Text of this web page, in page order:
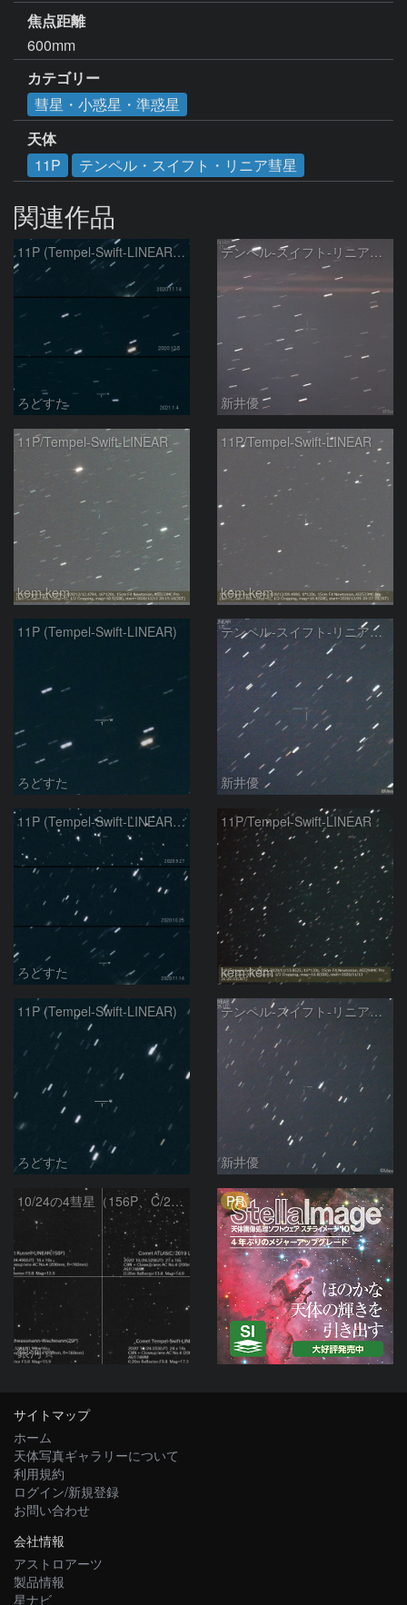
焦点距離
600mm
カテゴリー
彗星・小惑星・準惑星
天体
11P
テンペル・スイフト・リニア彗星
関連作品
11P (Tempel-Swift-LINEAR) の変化
ろどすた
テンペル-スイフト-リニア彗星 (11P)：2020/12/14
新井優
11P/Tempel-Swift-LINEAR
kem.kem
11P/Tempel-Swift-LINEAR
kem.kem
11P (Tempel-Swift-LINEAR)
ろどすた
テンペル-スイフト-リニア彗星(11P)：2020/11/09
新井優
11P (Tempel-Swift-LINEAR) の変化
ろどすた
11P/Tempel-Swift-LINEAR
kem.kem
11P (Tempel-Swift-LINEAR)
ろどすた
テンペル-スイフト-リニア彗星 (11P):2020/10/24
新井優
10/24の4彗星（156P、C/2019L3、29P、11P）
銀河☆
PR
サイトマップ
ホーム
天体写真ギャラリーについて
利用規約
ログイン/新規登録
お問い合わせ
会社情報
アストロアーツ
製品情報
星ナビ